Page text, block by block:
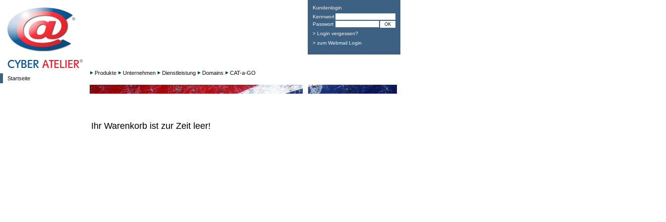
Startseite
Kundenlogin
Kennwort
Passwort
> Login vergessen?
> zum Webmail Login
Produkte Unternehmen Dienstleistung Domains CAT-a-GO
Ihr Warenkorb ist zur Zeit leer!